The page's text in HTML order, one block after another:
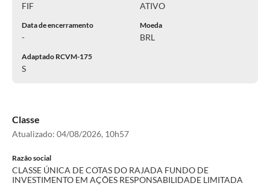
FIF ATIVO
Data de encerramento
-
Moeda
BRL
Adaptado RCVM-175
S
Classe
Atualizado: 04/08/2026, 10h57
Razão social
CLASSE ÚNICA DE COTAS DO RAJADA FUNDO DE
INVESTIMENTO EM AÇÕES RESPONSABILIDADE LIMITADA